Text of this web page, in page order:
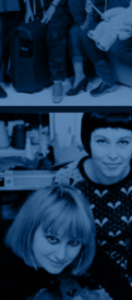
Från
globala
entreprenörer
innovation,
saknas
I en tid då